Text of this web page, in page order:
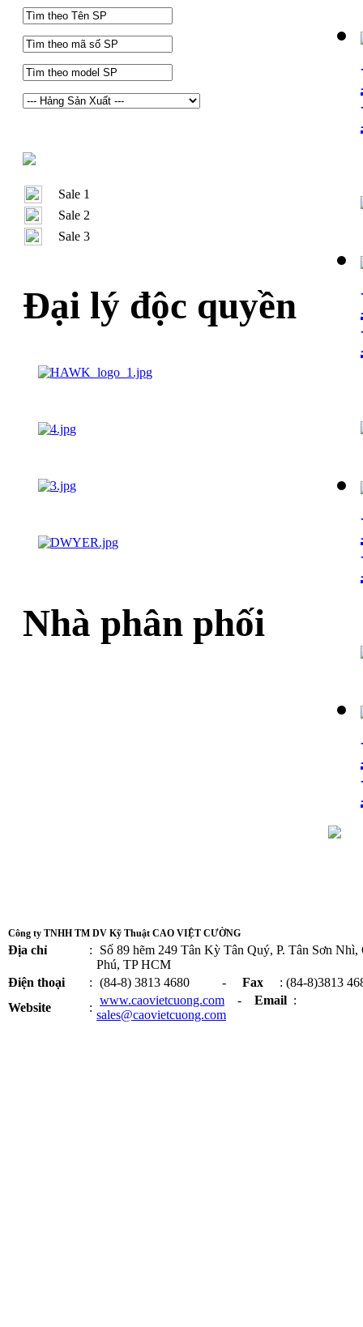
Sale 1
Sale 2
Sale 3
Đại lý độc quyền
Nhà phân phối
Công ty TNHH TM DV Kỹ Thuật CAO VIỆT CƯỜNG
Địa chỉ :
Số 89 hẽm 249 Tân Kỳ Tân Quý, P. Tân Sơn Nhì,
Phú, TP HCM
Điện thoại
: (84-8) 3813 4680 - Fax
: (84-8)3813
Website
:
www.caovietcuong.com - Email :
sales@caovietcuong.com